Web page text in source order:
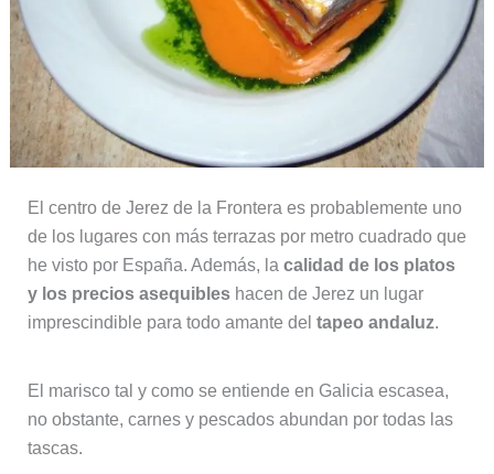
El centro de Jerez de la Frontera es probablemente uno
de los lugares con más terrazas por metro cuadrado que
he visto por España. Además, la calidad de los platos
y los precios asequibleshacen de Jerez un lugar
imprescindible para todo amante del tapeo andaluz.
El marisco tal y como se entiende en Galicia escasea,
no obstante, carnes y pescados abundan por todas las
tascas.